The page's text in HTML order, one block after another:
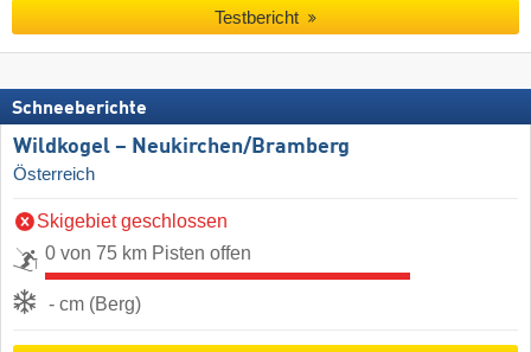
Testbericht
Schneeberichte
Wildkogel – Neukirchen/​Bramberg
Österreich
Skigebiet geschlossen
0 von 75 km Pisten offen
- cm (Berg)